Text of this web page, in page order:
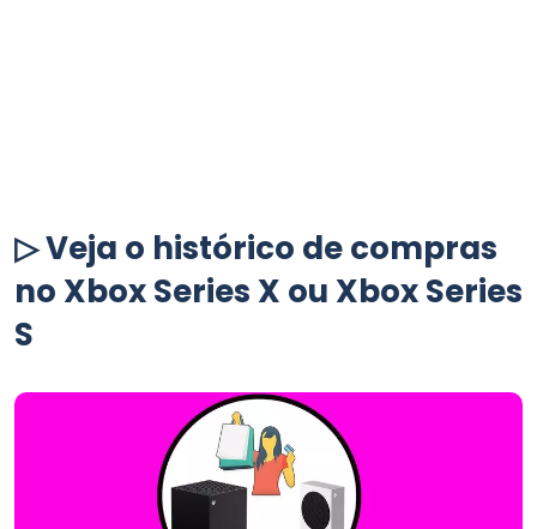
▷ Veja o histórico de compras
no Xbox Series X ou Xbox Series
S